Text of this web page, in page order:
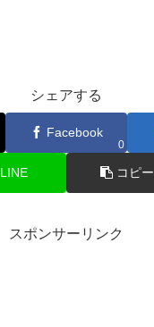
シェアする
Facebook
0
LINE コピー
スポンサーリンク